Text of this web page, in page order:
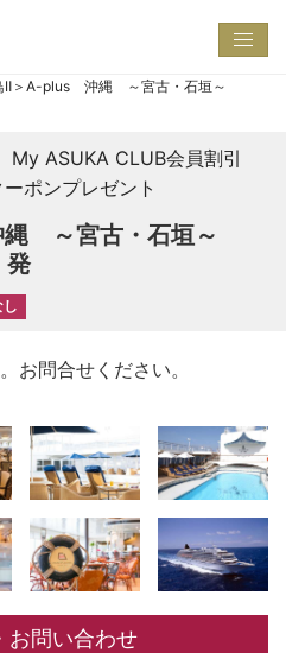
Ⅱ＞A-plus 沖縄 ～宮古・石垣～
ASUKA CLUB会員割引
ポンプレゼント
～宮古・石垣～
発
お問合せください。
お問い合わせ